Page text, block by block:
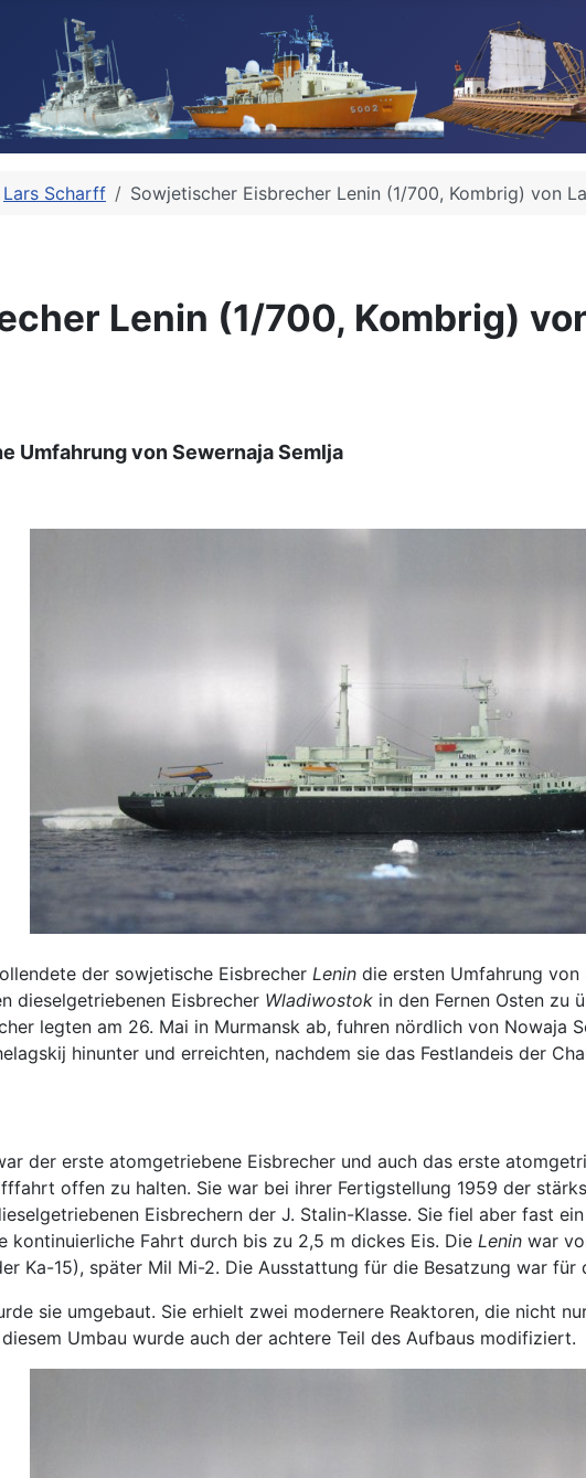
Lars Scharff Sowjetischer Eisbrecher Lenin (1/700, Kombrig) von
Lenin (1/700, Kombrig)
Umfahrung von Sewernaja Semlja
der sowjetische Eisbrecher Lenin die ersten Umfahrung von
dieselgetriebenen Eisbrecher Wladiwostok in den Fernen Osten zu
legten am 26. Mai in Murmansk ab, fuhren nördlich von Nowaja
hinunter und erreichten, nachdem sie das Festlandeis der
der erste atomgetriebene Eisbrecher und auch das erste
offen zu halten. Sie war bei ihrer Fertigstellung 1959 der
Eisbrechern der J. Stalin-Klasse. Sie fiel aber fast
kontinuierliche Fahrt durch bis zu 2,5 m dickes Eis. Die Lenin war
Ka-15), später Mil Mi-2. Die Ausstattung für die Besatzung war
sie umgebaut. Sie erhielt zwei modernere Reaktoren, die nicht
Umbau wurde auch der achtere Teil des Aufbaus modifiziert.